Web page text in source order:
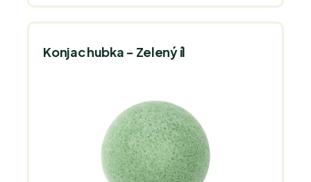
Konjac hubka - Zelený íl